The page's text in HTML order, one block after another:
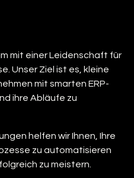
mit einer Leidenschaft für
Unser Ziel ist es, kleine
mit smarten ERP-
ihre Abläufe zu
helfen wir Ihnen, Ihre
zu automatisieren
zu meistern.